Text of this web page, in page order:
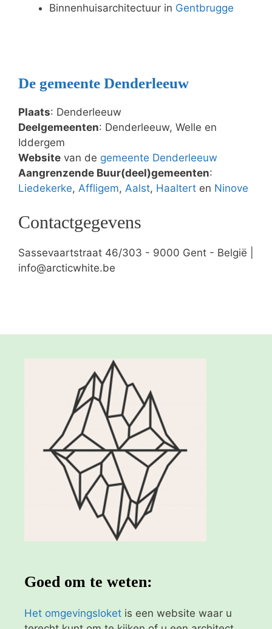
Binnenhuisarchitectuur in Gentbrugge
De gemeente Denderleeuw
Plaats: Denderleeuw
Deelgemeenten: Denderleeuw, Welle en
Iddergem
Website van de gemeente Denderleeuw
Aangrenzende Buur(deel)gemeenten:
Liedekerke, Affligem, Aalst, Haaltert en Ninove
Contactgegevens
Sassevaartstraat 46/303 - 9000 Gent - België |
info@arcticwhite.be
Goed om te weten:
Het omgevingsloket is een website waar u